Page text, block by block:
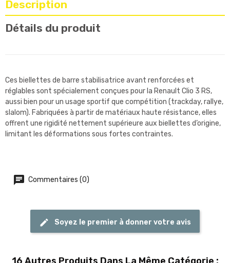
Description
Détails du produit
Ces biellettes de barre stabilisatrice avant renforcées et
réglables sont spécialement conçues pour la Renault Clio 3 RS,
aussi bien pour un usage sportif que compétition (trackday, rallye,
slalom). Fabriquées à partir de matériaux haute résistance, elles
offrent une rigidité nettement supérieure aux biellettes d’origine,
limitant les déformations sous fortes contraintes.
Commentaires (0)
Soyez le premier à donner votre avis